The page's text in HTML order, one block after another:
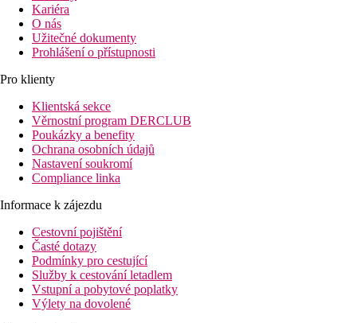
Kariéra
O nás
Užitečné dokumenty
Prohlášení o přístupnosti
Pro klienty
Klientská sekce
Věrnostní program DERCLUB
Poukázky a benefity
Ochrana osobních údajů
Nastavení soukromí
Compliance linka
Informace k zájezdu
Cestovní pojištění
Časté dotazy
Podmínky pro cestující
Služby k cestování letadlem
Vstupní a pobytové poplatky
Výlety na dovolené